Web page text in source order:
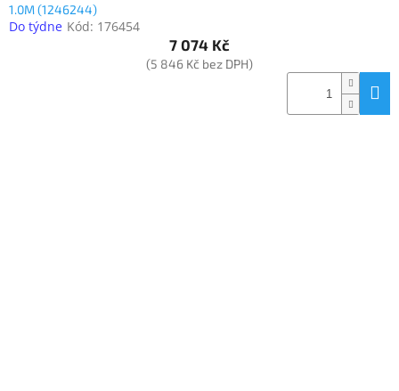
1.0M (1246244)
Do týdne Kód: 176454
7 074 Kč
(5 846 Kč bez DPH)